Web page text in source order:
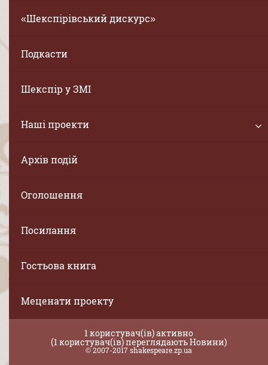
«Шекспірівський дискурс»
Подкасти
Шекспір у ЗМІ
Наші проекти
Архів подій
Оголошення
Посилання
Гостьова книга
Меценати проекту
1 користувач(ів) активно
(1 користувач(ів) переглядають Новини)
© 2007-2017 shakespeare.zp.ua